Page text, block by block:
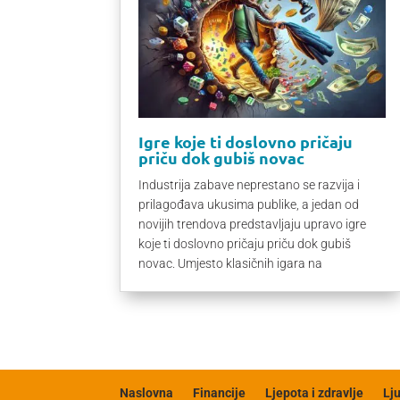
Igre koje ti doslovno pričaju
priču dok gubiš novac
Industrija zabave neprestano se razvija i
prilagođava ukusima publike, a jedan od
novijih trendova predstavljaju upravo igre
koje ti doslovno pričaju priču dok gubiš
novac. Umjesto klasičnih igara na
Naslovna Financije Ljepota i zdravlje